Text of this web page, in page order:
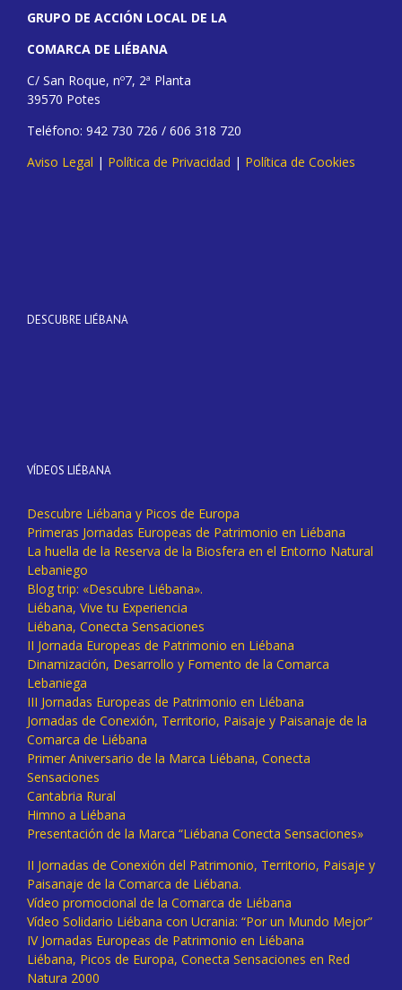
GRUPO DE ACCIÓN LOCAL DE LA
COMARCA DE LIÉBANA
C/ San Roque, nº7, 2ª Planta
39570 Potes
Teléfono: 942 730 726 / 606 318 720
Aviso Legal | Política de Privacidad | Política de Cookies
DESCUBRE LIÉBANA
VÍDEOS LIÉBANA
Descubre Liébana y Picos de Europa
Primeras Jornadas Europeas de Patrimonio en Liébana
La huella de la Reserva de la Biosfera en el Entorno Natural
Lebaniego
Blog trip: «Descubre Liébana».
Liébana, Vive tu Experiencia
Liébana, Conecta Sensaciones
II Jornada Europeas de Patrimonio en Liébana
Dinamización, Desarrollo y Fomento de la Comarca
Lebaniega
III Jornadas Europeas de Patrimonio en Liébana
Jornadas de Conexión, Territorio, Paisaje y Paisanaje de la
Comarca de Liébana
Primer Aniversario de la Marca Liébana, Conecta
Sensaciones
Cantabria Rural
Himno a Liébana
Presentación de la Marca “Liébana Conecta Sensaciones»
II Jornadas de Conexión del Patrimonio, Territorio, Paisaje y
Paisanaje de la Comarca de Liébana.
Vídeo promocional de la Comarca de Liébana
Vídeo Solidario Liébana con Ucrania: “Por un Mundo Mejor”
IV Jornadas Europeas de Patrimonio en Liébana
Liébana, Picos de Europa, Conecta Sensaciones en Red
Natura 2000